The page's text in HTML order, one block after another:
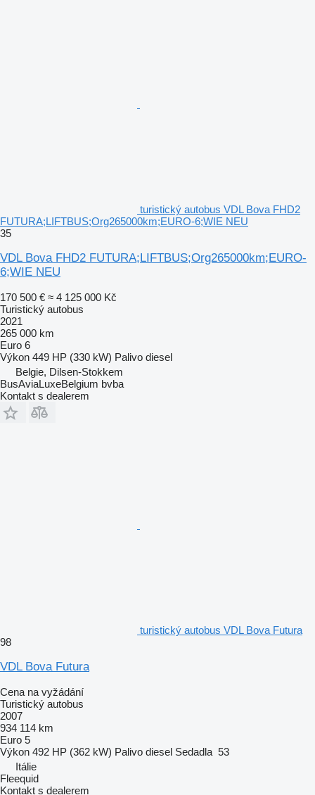
turistický autobus VDL Bova FHD2
FUTURA;LIFTBUS;Org265000km;EURO-6;WIE NEU
35
VDL Bova FHD2 FUTURA;LIFTBUS;Org265000km;EURO-
6;WIE NEU
170 500 € ≈ 4 125 000 Kč
Turistický autobus
2021
265 000 km
Euro 6
Výkon 449 HP (330 kW) Palivo diesel
Belgie, Dilsen-Stokkem
BusAviaLuxeBelgium bvba
Kontakt s dealerem
turistický autobus VDL Bova Futura
98
VDL Bova Futura
Cena na vyžádání
Turistický autobus
2007
934 114 km
Euro 5
Výkon 492 HP (362 kW) Palivo diesel Sedadla 53
Itálie
Fleequid
Kontakt s dealerem